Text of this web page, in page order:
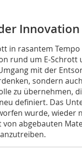
Innovation
in rasantem
rund um E-
mit der
sondern
zu übernehmen,
definiert. Das
wurde, wieder
von abgebauten